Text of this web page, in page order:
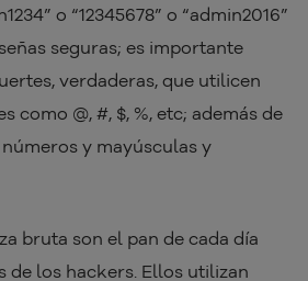
o “12345678” o “admin2016”
seguras; es importante
verdaderas, que utilicen
como @, #, $, %, etc; además de
y mayúsculas y
bruta son el pan de cada día
de los hackers. Ellos utilizan